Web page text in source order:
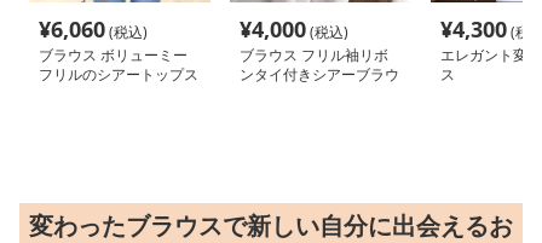
¥6,060(税込)
ブラウス ボリューミー
フリルのシアートップス
¥4,000(税込)
ブラウス フリル袖リボ
ンタイ付きシアーブラウ
¥4,300(税
エレガント変
ス
変わったブラウスで新しい自分に出会えるお